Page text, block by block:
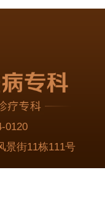
0120
景街11栋111号